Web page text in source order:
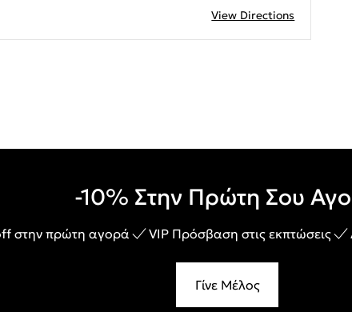
View Directions
-10% Στην Πρώτη Σου
στην πρώτη αγορά VIP Πρόσβαση στις εκπτώσεις
Γίνε Μέλος